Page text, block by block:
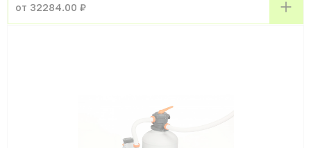
от 32284.00 ₽